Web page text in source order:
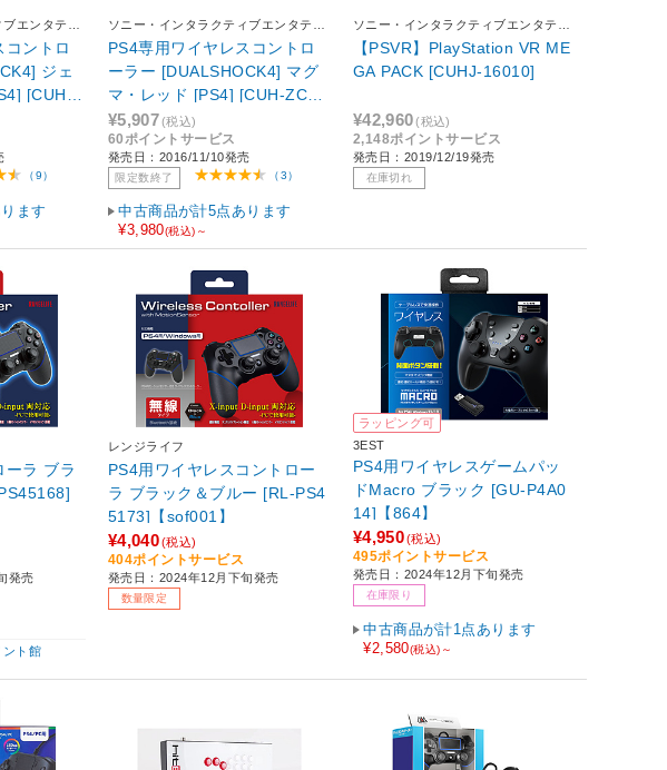
エンタテイ
コントロ
ジェ
[CUH-Z
（9）
ます
ソニー・インタラクティブエンタテイ
ンメント
PS4専用ワイヤレスコントロ
ーラー [DUALSHOCK4] マグ
マ・レッド [PS4] [CUH-ZCT2
J11]
¥5,907(税込)
60ポイントサービス
発売日：2016/11/10発売
限定数終了 （3）
中古商品が計5点あります
¥3,980(税込)～
ソニー・インタラクティブエンタテイ
ンメント
【PSVR】PlayStation VR ME
GA PACK [CUHJ-16010]
¥42,960(税込)
2,148ポイントサービス
発売日：2019/12/19発売
在庫切れ
ーラ ブラ
発売
ント館
レンジライフ
PS4用ワイヤレスコントロー
ラ ブラック＆ブルー [RL-PS4
5173]【sof001】
¥4,040(税込)
404ポイントサービス
発売日：2024年12月下旬発売
数量限定
ラッピング可
3EST
PS4用ワイヤレスゲームパッ
ドMacro ブラック [GU-P4A0
14]【864】
¥4,950(税込)
495ポイントサービス
発売日：2024年12月下旬発売
在庫限り
中古商品が計1点あります
¥2,580(税込)～